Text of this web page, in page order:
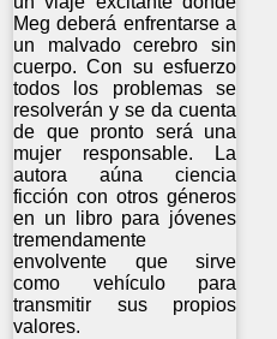
Meg deberá enfrentarse a
un malvado cerebro sin
cuerpo. Con su esfuerzo
todos los problemas se
resolverán y se da cuenta
de que pronto será una
mujer responsable. La
autora aúna ciencia
ficción con otros géneros
en un libro para jóvenes
tremendamente
envolvente que sirve
como vehículo para
transmitir sus propios
valores.